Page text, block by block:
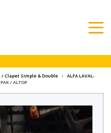
Clapet Simple & Double •
ALFA LAVAL-
/ ALTOP